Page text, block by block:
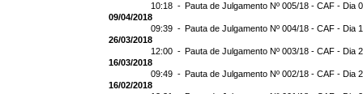
10:18 - Pauta de Julgamento Nº 005/18 - CAF - Dia
09/04/2018
09:39 - Pauta de Julgamento Nº 004/18 - CAF - Dia
26/03/2018
12:00 - Pauta de Julgamento Nº 003/18 - CAF - Dia
16/03/2018
09:49 - Pauta de Julgamento Nº 002/18 - CAF - Dia
16/02/2018